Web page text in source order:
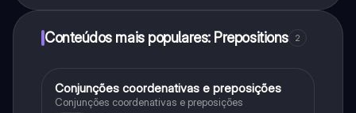
Conteúdos mais populares: Prepositions 2
Português
Conjunções coordenativas e preposições
Conjunções coordenativas e preposições